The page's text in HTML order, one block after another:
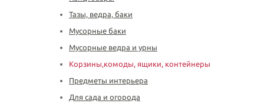
Тазы, ведра, баки
Мусорные баки
Мусорные ведра и урны
Корзины,комоды, ящики, контейнеры
Предметы интерьера
Для сада и огорода